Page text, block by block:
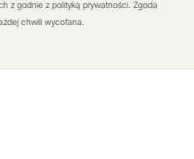
z godnie z polityką prywatności. Zgoda
chwili wycofana.